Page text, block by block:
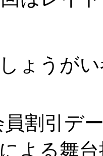
ょうがい
割引デ
よる舞台